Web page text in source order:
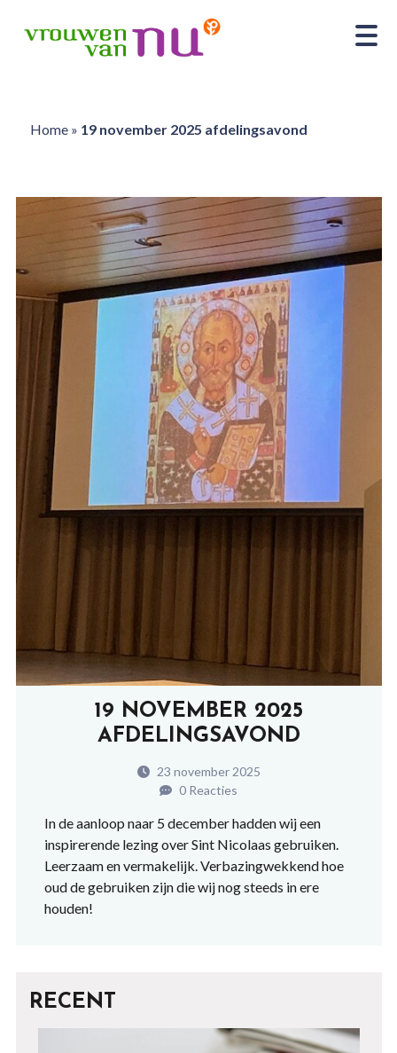
Home» 19 november 2025 afdelingsavond
19 NOVEMBER 2025
AFDELINGSAVOND
23 november 2025
0 Reacties
In de aanloop naar 5 december hadden wij een
inspirerende lezing over Sint Nicolaas gebruiken.
Leerzaam en vermakelijk. Verbazingwekkend hoe
oud de gebruiken zijn die wij nog steeds in ere
houden!
RECENT